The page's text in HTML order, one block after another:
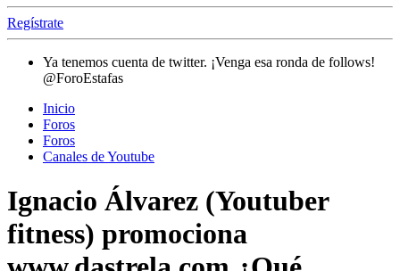
Regístrate
Ya tenemos cuenta de twitter. ¡Venga esa ronda de follows!
@ForoEstafas
Inicio
Foros
Foros
Canales de Youtube
Ignacio Álvarez (Youtuber
fitness) promociona